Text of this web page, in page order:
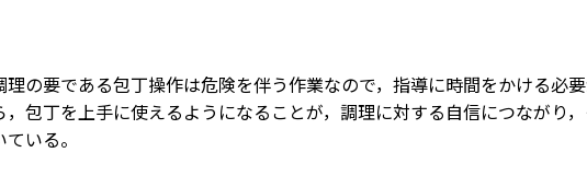
理の要である包丁操作は危険を伴う作業なので，指導に時間をかける必
，包丁を上手に使えるようになることが，調理に対する自信につながり
ている。